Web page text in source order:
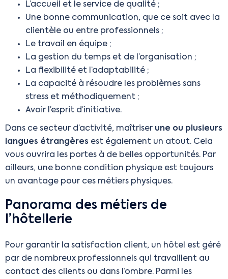
L’accueil et le service de qualité ;
Une bonne communication, que ce soit avec la
clientèle ou entre professionnels ;
Le travail en équipe ;
La gestion du temps et de l’organisation ;
La flexibilité et l’adaptabilité ;
La capacité à résoudre les problèmes sans
stress et méthodiquement ;
Avoir l’esprit d’initiative.
Dans ce secteur d’activité, maîtriser une ou plusieurs
langues étrangères est également un atout. Cela
vous ouvrira les portes à de belles opportunités. Par
ailleurs, une bonne condition physique est toujours
un avantage pour ces métiers physiques.
Panorama des métiers de
l’hôtellerie
Pour garantir la satisfaction client, un hôtel est géré
par de nombreux professionnels qui travaillent au
contact des clients ou dans l’ombre. Parmi les